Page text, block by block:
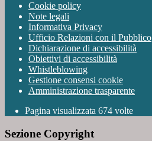
Cookie policy
Note legali
Informativa Privacy
Ufficio Relazioni con il Pubblico
Dichiarazione di accessibilità
Obiettivi di accessibilità
Whistleblowing
Gestione consensi cookie
Amministrazione trasparente
Pagina visualizzata 674 volte
Sezione Copyright